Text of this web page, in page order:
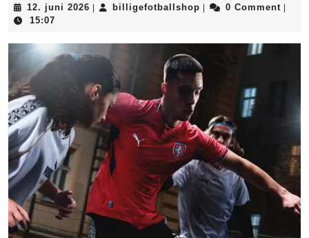
12. juni 2026 12.
billigefotballshop billigefotballshop
0 Comment
15:07